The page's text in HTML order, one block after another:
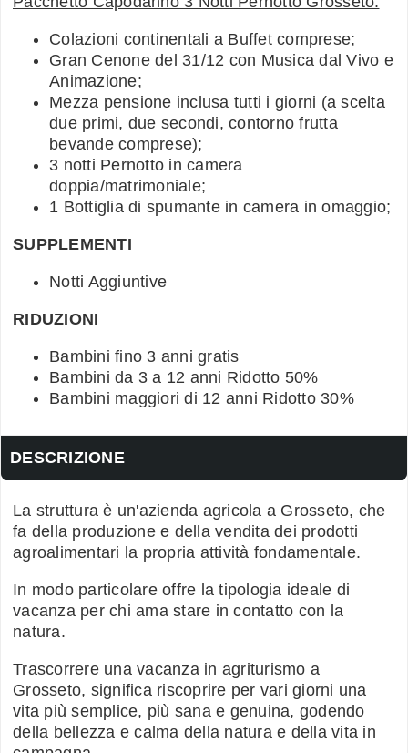
Colazioni continentali a Buffet comprese;
Gran Cenone del 31/12 con Musica dal Vivo e
Animazione;
Mezza pensione inclusa tutti i giorni (a scelta
due primi, due secondi, contorno frutta
bevande comprese);
3 notti Pernotto in camera
doppia/matrimoniale;
1 Bottiglia di spumante in camera in omaggio;
SUPPLEMENTI
Notti Aggiuntive
RIDUZIONI
Bambini fino 3 anni gratis
Bambini da 3 a 12 anni Ridotto 50%
Bambini maggiori di 12 anni Ridotto 30%
DESCRIZIONE
La struttura è un'azienda agricola a Grosseto, che
fa della produzione e della vendita dei prodotti
agroalimentari la propria attività fondamentale.
In modo particolare offre la tipologia ideale di
vacanza per chi ama stare in contatto con la
natura.
Trascorrere una vacanza in agriturismo a
Grosseto, significa riscoprire per vari giorni una
vita più semplice, più sana e genuina, godendo
della bellezza e calma della natura e della vita in